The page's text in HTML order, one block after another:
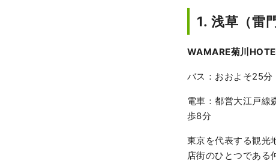
1. 浅草（雷門
WAMARE菊川H
バス：おおよそ25分
電車：都営大江戸線
歩8分
東京を代表する観光
店街のひとつである